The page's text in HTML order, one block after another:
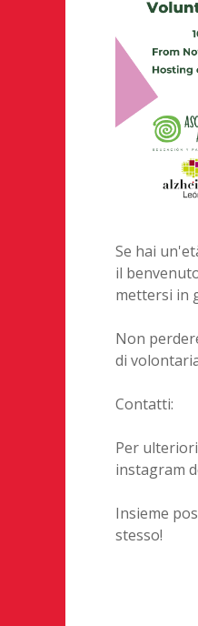
Se hai
il
mettersi in
Non
di
Contatti:
Per
instagram
Insieme
stesso!